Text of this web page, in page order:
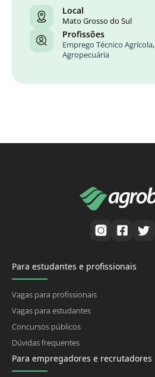
Local
Mato Grosso do Sul
Profissões
Emprego Técnico Agrícola,
Agropecuária
Para estudantes e profissionais
Vagas para profissionais
Vagas para estudantes
Concursos públicos
Dúvidas frequentes
Para empregadores e recrutadores